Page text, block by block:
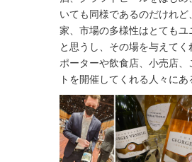
いても同様であるのだけれど
家、市場の多様性はとてもユ
と思うし、その場を与えてく
ポーターや飲食店、小売店、
トを開催してくれる人々にあ